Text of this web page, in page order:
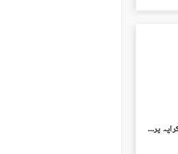
کیولری گراؤنڈ لاہور میں 1 کمرے کا 8 مرلہ فلیٹ 51.0 ہزار میں کرایہ پر دستیاب ہے۔